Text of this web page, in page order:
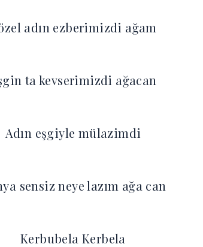
adın ezberimizdi ağam
ta kevserimizdi ağacan
Adın eşgiyle mülazimdi
sensiz neye lazım ağa can
Kerbubela Kerbela